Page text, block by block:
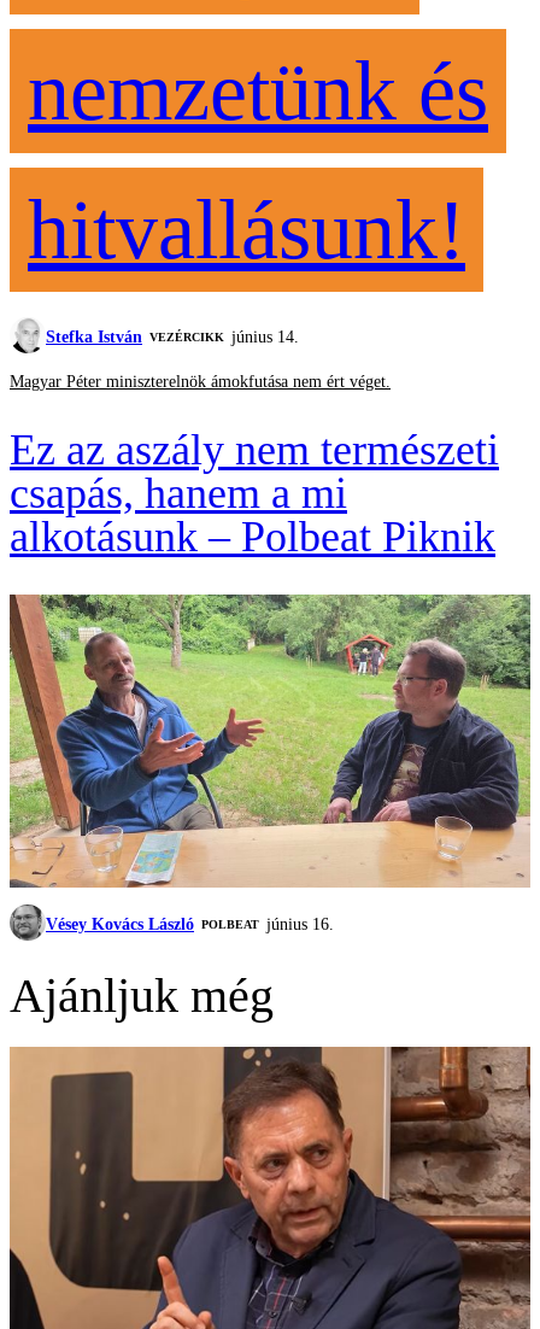
nemzetünk és
hitvallásunk!
Stefka István VEZÉRCIKK június 14.
Magyar Péter miniszterelnök ámokfutása nem ért véget.
Ez az aszály nem természeti
csapás, hanem a mi
alkotásunk – Polbeat Piknik
Vésey Kovács László ‎POLBEAT június 16.
Ajánljuk még